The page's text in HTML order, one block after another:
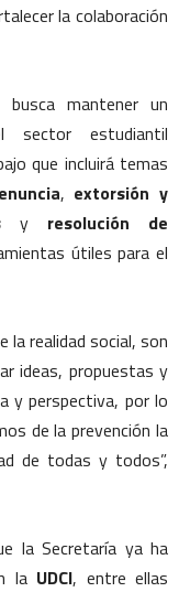
la colaboración
busca mantener un
sector estudiantil
que incluirá temas
, extorsión y
y resolución de
útiles para el
la realidad social, son
ideas, propuestas y
y perspectiva, por lo
de la prevención la
de todas y todos”,
la Secretaría ya ha
la UDCI, entre ellas